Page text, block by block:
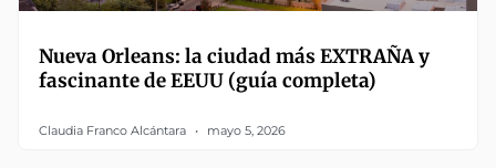
Nueva Orleans: la ciudad más EXTRAÑA y
fascinante de EEUU (guía completa)
Claudia Franco Alcántara mayo 5, 2026